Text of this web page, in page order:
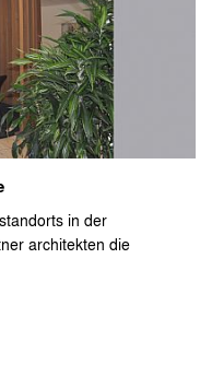
in der
architekten die
und des